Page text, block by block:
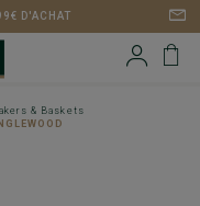
D'ACHAT
& Baskets